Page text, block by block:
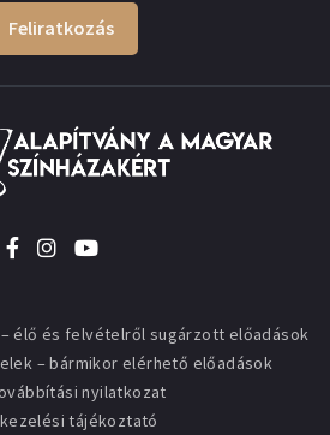
Feliratkozás
élő és felvételről sugárzott előadások
– bármikor elérhető előadások
nyilatkozat
tájékoztató